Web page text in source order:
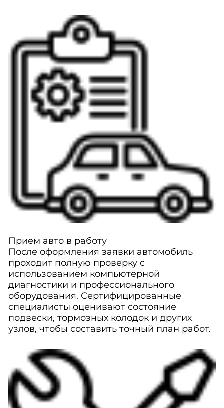
Прием авто в работу
После оформления заявки автомобиль
проходит полную проверку с
использованием компьютерной
диагностики и профессионального
оборудования. Сертифицированные
специалисты оценивают состояние
подвески, тормозных колодок и других
узлов, чтобы составить точный план работ.